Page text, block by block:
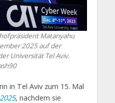
Matanyahu
2025 auf der
Universität Tel Aviv.
in Tel Aviv zum 15. Mal
, nachdem sie